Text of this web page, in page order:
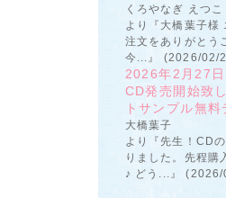
くろやなぎ えつこ
より『大橋葉子様
注文をありがとう
今...』 (2026/02/
2026年2月27
CD発売開始致
トサンプル無
大橋葉子
より『先生！CD
りました。先程購
♪ どう...』